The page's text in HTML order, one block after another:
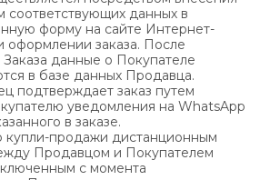
соответствующих данных в
форму на сайте Интернет-
оформлении заказа. После
данные о Покупателе
в базе данных Продавца.
подтверждает заказ путем
уведомления на WhatsApp
в заказе.
купли-продажи дистанционным
Продавцом и Покупателем
с момента